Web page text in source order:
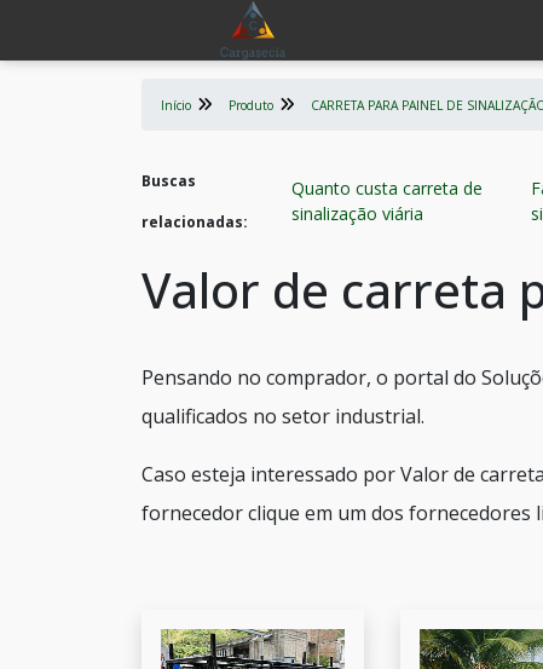
Início Produto CARRETA PARA PAINEL DE
Buscas
relacionadas:
Quanto custa carreta de
sinalização viária
Valor de carreta
Pensando no comprador, o portal do
qualificados no setor industrial.
Caso esteja interessado por Valor de
fornecedor clique em um dos fornecedores